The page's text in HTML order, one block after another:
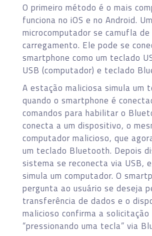
O primeiro método é o mais
funciona no iOS e no Android. Um
microcomputador se camufla
carregamento. Ele pode se
smartphone como um teclado
USB (computador) e teclado
A estação maliciosa simula um
quando o smartphone é
comandos para habilitar o
conecta a um dispositivo, o
computador malicioso, que
um teclado Bluetooth. Depois
sistema se reconecta via USB,
simula um computador. O
pergunta ao usuário se deseja
transferência de dados e o
malicioso confirma a solicitação
“pressionando uma tecla” via